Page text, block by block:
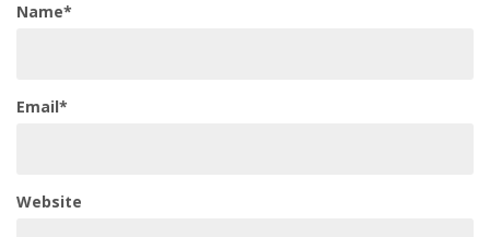
Name*
Email*
Website